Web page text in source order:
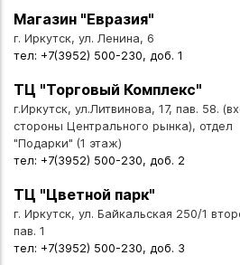
элегантной атмосферы.
- В прихожей — чтобы
- На полке среди книг или
сочетания с другими предметами
- В витрине — как элемент
Подарите себе или близким
но и талисманом, наполняющим
позитивной энергией!
Вы можете купить Фигурка
Магазин "Евразия"
г. Иркутск, ул. Ленина, 6
тел: +7(3952) 500-230, доб. 1
ТЦ "Торговый Комплекс"
г.Иркутск, ул.Литвинова, 17, пав. 58.
стороны Центрального рынка), отдел
"Подарки" (1 этаж)
тел: +7(3952) 500-230, доб. 2
ТЦ "Цветной парк"
г. Иркутск, ул. Байкальская 250/1
пав. 1
тел: +7(3952) 500-230, доб. 3